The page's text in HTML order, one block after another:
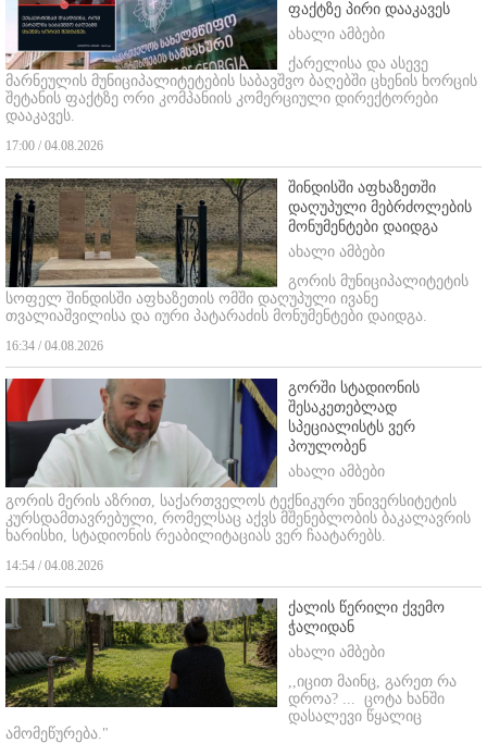
ფაქტზე პირი დააკავეს
ახალი ამბები
ქარელისა და ასევე
მარნეულის მუნიციპალიტეტების საბავშვო ბაღებში ცხენის ხორცის
შეტანის ფაქტზე ორი კომპანიის კომერციული დირექტორები
დააკავეს.
17:00 / 04.08.2026
შინდისში აფხაზეთში
დაღუპული მებრძოლების
მონუმენტები დაიდგა
ახალი ამბები
გორის მუნიციპალიტეტის
სოფელ შინდისში აფხაზეთის ომში დაღუპული ივანე
თვალიაშვილისა და იური პატარაძის მონუმენტები დაიდგა.
16:34 / 04.08.2026
გორში სტადიონის
შესაკეთებლად
სპეციალისტს ვერ
პოულობენ
ახალი ამბები
გორის მერის აზრით, საქართველოს ტექნიკური უნივერსიტეტის
კურსდამთავრებული, რომელსაც აქვს მშენებლობის ბაკალავრის
ხარისხი, სტადიონის რეაბილიტაციას ვერ ჩაატარებს.
14:54 / 04.08.2026
ქალის წერილი ქვემო
ჭალიდან
ახალი ამბები
,,იცით მაინც, გარეთ რა
დროა? ... ცოტა ხანში
დასალევი წყალიც
ამომეწურება."